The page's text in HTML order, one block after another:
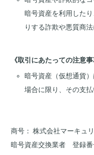
暗号資産を利用した
りする詐欺や悪質商
《取引にあたっての注意事
暗号資産（仮想通貨
場合に限り、その支
商号
株式会社マーキュ
暗号資産交換業者 登録番